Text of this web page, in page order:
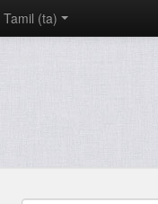
Tamil ‎(ta)‎